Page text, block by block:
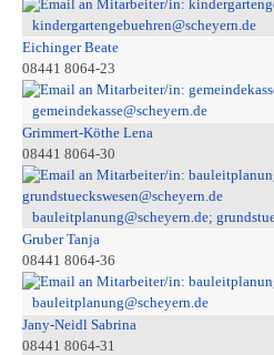
kindergartengebuehren@scheyern.de
Eichinger Beate
08441 8064-23
gemeindekasse@scheyern.de
Grimmert-Köthe Lena
08441 8064-30
bauleitplanung@scheyern.de;
Gruber Tanja
08441 8064-36
bauleitplanung@scheyern.de
Jany-Neidl Sabrina
08441 8064-31